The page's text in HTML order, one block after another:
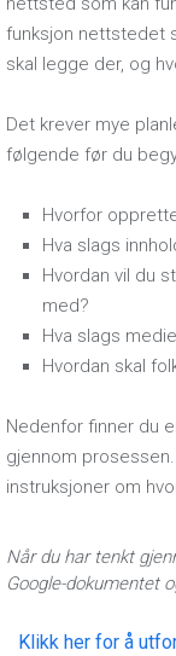
funksjon nettstedet
skal legge der, og
Det krever mye
følgende før du
Hvorfor
Hva slags
Hvordan vil du
med?
Hva slags
Hvordan skal
Nedenfor finner du
gjennom
instruksjoner om
Når du har tenkt
Google-dokumentet
Klikk her for å